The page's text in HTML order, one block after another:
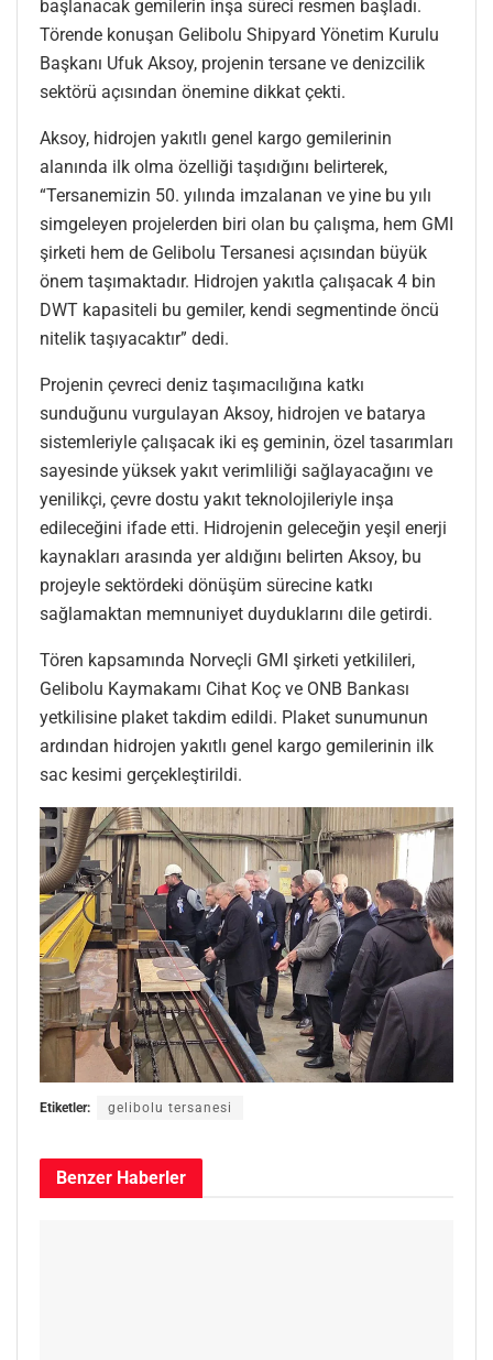
başlanacak gemilerin inşa süreci resmen başladı.
Törende konuşan Gelibolu Shipyard Yönetim Kurulu
Başkanı Ufuk Aksoy, projenin tersane ve denizcilik
sektörü açısından önemine dikkat çekti.
Aksoy, hidrojen yakıtlı genel kargo gemilerinin
alanında ilk olma özelliği taşıdığını belirterek,
“Tersanemizin 50. yılında imzalanan ve yine bu yılı
simgeleyen projelerden biri olan bu çalışma, hem GMI
şirketi hem de Gelibolu Tersanesi açısından büyük
önem taşımaktadır. Hidrojen yakıtla çalışacak 4 bin
DWT kapasiteli bu gemiler, kendi segmentinde öncü
nitelik taşıyacaktır” dedi.
Projenin çevreci deniz taşımacılığına katkı
sunduğunu vurgulayan Aksoy, hidrojen ve batarya
sistemleriyle çalışacak iki eş geminin, özel tasarımları
sayesinde yüksek yakıt verimliliği sağlayacağını ve
yenilikçi, çevre dostu yakıt teknolojileriyle inşa
edileceğini ifade etti. Hidrojenin geleceğin yeşil enerji
kaynakları arasında yer aldığını belirten Aksoy, bu
projeyle sektördeki dönüşüm sürecine katkı
sağlamaktan memnuniyet duyduklarını dile getirdi.
Tören kapsamında Norveçli GMI şirketi yetkilileri,
Gelibolu Kaymakamı Cihat Koç ve ONB Bankası
yetkilisine plaket takdim edildi. Plaket sunumunun
ardından hidrojen yakıtlı genel kargo gemilerinin ilk
sac kesimi gerçekleştirildi.
Etiketler: gelibolu tersanesi
Benzer Haberler